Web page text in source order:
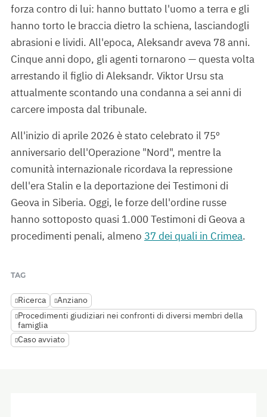
forza contro di lui: hanno buttato l'uomo a terra e gli
hanno torto le braccia dietro la schiena, lasciandogli
abrasioni e lividi. All'epoca, Aleksandr aveva 78 anni.
Cinque anni dopo, gli agenti tornarono — questa volta
arrestando il figlio di Aleksandr. Viktor Ursu sta
attualmente scontando una condanna a sei anni di
carcere imposta dal tribunale.
All'inizio di aprile 2026 è stato celebrato il 75º
anniversario dell'Operazione "Nord", mentre la
comunità internazionale ricordava la repressione
dell'era Stalin e la deportazione dei Testimoni di
Geova in Siberia. Oggi, le forze dell'ordine russe
hanno sottoposto quasi 1.000 Testimoni di Geova a
procedimenti penali, almeno 37 dei quali in Crimea.
TAG
Ricerca
Anziano
Procedimenti giudiziari nei confronti di diversi membri della
famiglia
Caso avviato